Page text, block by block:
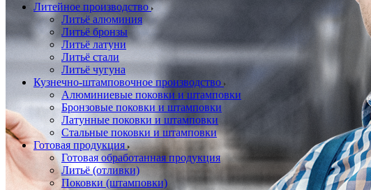
Литейное производство
Литьё алюминия
Литьё бронзы
Литьё латуни
Литьё стали
Литьё чугуна
Кузнечно-штамповочное производство
Алюминиевые поковки и штамповки
Бронзовые поковки и штамповки
Латунные поковки и штамповки
Стальные поковки и штамповки
Готовая продукция
Готовая обработанная продукция
Литьё (отливки)
Поковки (штамповки)